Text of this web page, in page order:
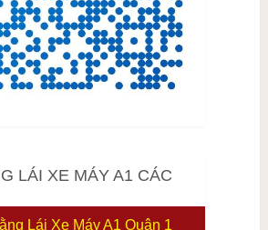
LÁI XE MÁY A1 CÁC
Lái Xe Máy A1 Quận 1